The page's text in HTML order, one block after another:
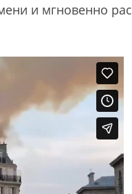
и мгновенно